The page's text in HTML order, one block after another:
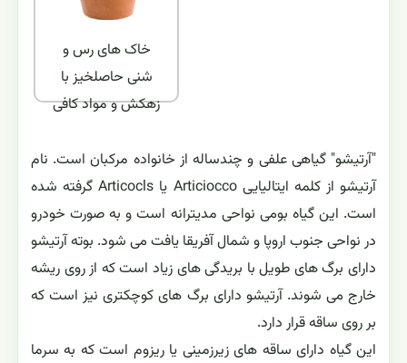
خاک های رس و
شنی حاصلخیز با
زهکش و مواد کافی
"آرتیشو" گیاهی علفی و چندساله از خانواده مرکبان است. نام
آرتیشو از کلمه ایتالیایی Articiocco یا Articocls گرفته شده
است. این گیاه بومی نواحی مدیترانه است و به صورت خودرو
در نواحی جنوب اروپا و شمال آفریقا یافت می شود. بوته آرتیشو
دارای برگ های طویل با بریدگی های زیاد است که از روی ریشه
خارج می شوند. آرتیشو دارای برگ های کوچکتری نیز است که
بر روی ساقه قرار دارد.
این گیاه دارای ساقه های زیرزمینی یا ریزوم است که به سرما